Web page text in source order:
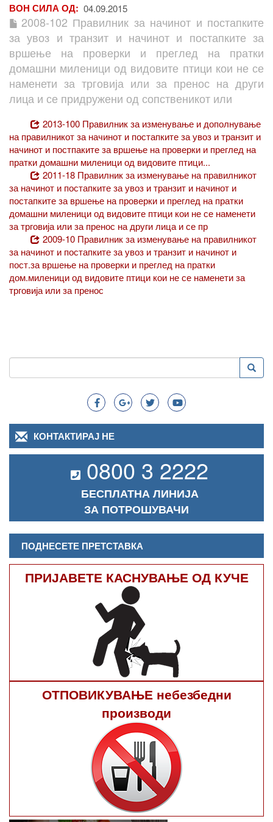
ВОН СИЛА ОД 04.09.2015
2008-102 Правилник за начинот и постапките
за увоз и транзит и начинот и постапките за
вршење на проверки и преглед на пратки
домашни миленици од видовите птици кои не се
наменети за трговија или за пренос на други
лица и се придружени од сопственикот или
2013-100 Правилник за изменување и дополнување
на правилникот за начинот и постапките за увоз и транзит и
начинот и постпаките за вршење на проверки и преглед на
пратки домашни миленици од видовите птици...
2011-18 Правилник за изменување на правилникот
за начинот и постапките за увоз и транзит и начинот и
постапките за вршење на проверки и преглед на пратки
домашни миленици од видовите птици кои не се наменети
за трговија или за пренос на други лица и се пр
2009-10 Правилник за изменување на правилникот
за начинот и постапките за увоз и транзит и начинот и
пост.за вршење на проверки и преглед на пратки
дом.миленици од видовите птици кои не се наменети за
трговија или за пренос
Search
Пребарување
КОНТАКТИРАЈ НЕ
0800 3 2222
БЕСПЛАТНА ЛИНИЈА
ЗА ПОТРОШУВАЧИ
ПОДНЕСЕТЕ ПРЕТСТАВКА
ПРИЈАВЕТЕ КАСНУВАЊЕ ОД КУЧЕ
ОТПОВИКУВАЊЕ небезбедни
производи